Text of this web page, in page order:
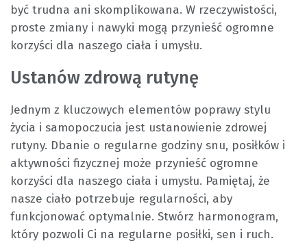
być trudna ani skomplikowana. W rzeczywistości,
proste zmiany i nawyki mogą przynieść ogromne
korzyści dla naszego ciała i umysłu.
Ustanów zdrową rutynę
Jednym z kluczowych elementów poprawy stylu
życia i samopoczucia jest ustanowienie zdrowej
rutyny. Dbanie o regularne godziny snu, posiłków i
aktywności fizycznej może przynieść ogromne
korzyści dla naszego ciała i umysłu. Pamiętaj, że
nasze ciało potrzebuje regularności, aby
funkcjonować optymalnie. Stwórz harmonogram,
który pozwoli Ci na regularne posiłki, sen i ruch.